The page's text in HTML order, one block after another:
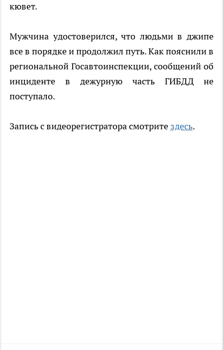
кювет.
Мужчина удостоверился, что людьми в джипе
все в порядке и продолжил путь. Как пояснили в
региональной Госавтоинспекции, сообщений об
инциденте в дежурную часть ГИБДД не
поступало.
Запись с видеорегистратора смотрите здесь.